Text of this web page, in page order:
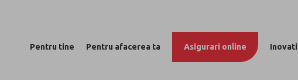
Pentru tine Pentru afacerea ta Asigurari online